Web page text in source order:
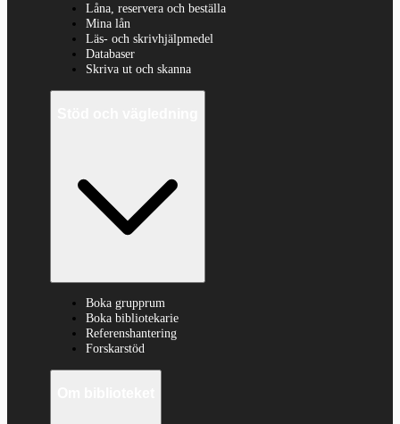
Låna, reservera och beställa
Mina lån
Läs- och skrivhjälpmedel
Databaser
Skriva ut och skanna
Boka grupprum
Boka bibliotekarie
Referenshantering
Forskarstöd